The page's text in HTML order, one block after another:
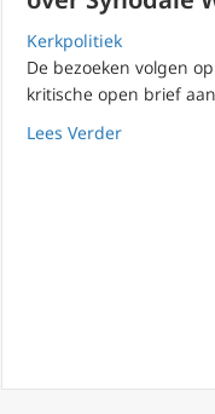
Synodale Weg strijdt
Kerkpolitiek
De bezoeken volgen
kritische open brief
Lees Verderabout Vijf